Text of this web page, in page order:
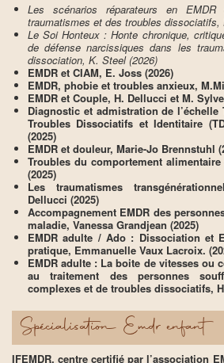
Les scénarios réparateurs en
traumatismes et des troubles dissociatifs,
Le Soi Honteux : Honte chronique,
de défense narcissiques dans les
dissociation, K. Steel (2026)
EMDR et CIAM, E. Joss (2026)
EMDR, phobie et troubles anxieux,
EMDR et Couple, H. Dellucci et M.
Diagnostic et admistration de l’échelle
Troubles Dissociatifs et Identitaire
(2025)
EMDR et douleur, Marie-Jo Brennstuhl
Troubles du comportement alimentaire
(2025)
Les traumatismes
Dellucci (2025)
Accompagnement EMDR des
maladie, Vanessa Grandjean (2025)
EMDR adulte / Ado : Dissociation et
pratique, Emmanuelle Vaux Lacroix.
EMDR adulte : La boite de vitesses ou
au traitement des personnes
complexes et de troubles dissociatifs,
Spécialisation Emdr enfant
IFEMDR, centre certifié par l’association